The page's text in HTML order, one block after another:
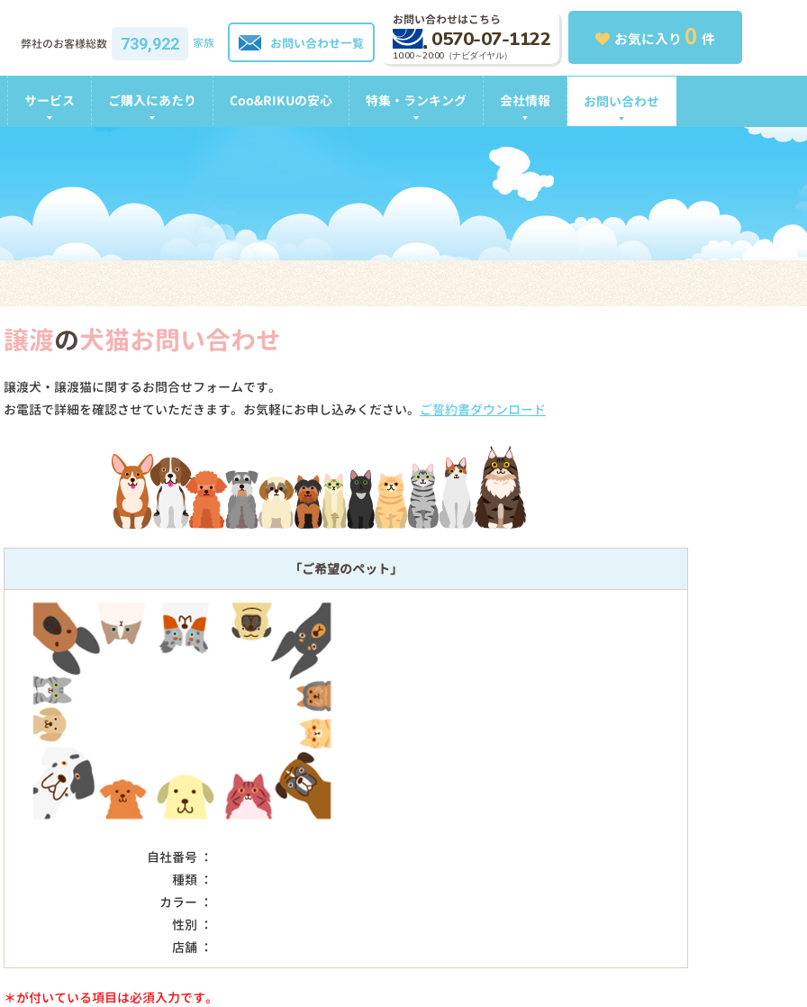
お気に入り 0 件
お問い合わせはこちら
0570-07-1122
10:00～20:00（ナビダイヤル）
お問い合わせ一覧
弊社のお客様総数 739,922 家族
サービス ご購入にあたり Coo&RIKUの安心 特集・ランキング 会社情報 お問い合わせ
譲渡の犬猫お問い合わせ
譲渡犬・譲渡猫に関するお問合せフォームです。
お電話で詳細を確認させていただきます。お気軽にお申し込みください。 ご誓約書ダウンロード
「ご希望のペット」
自社番号 ：
種類 ：
カラー ：
性別 ：
店舗 ：
＊が付いている項目は必須入力です。